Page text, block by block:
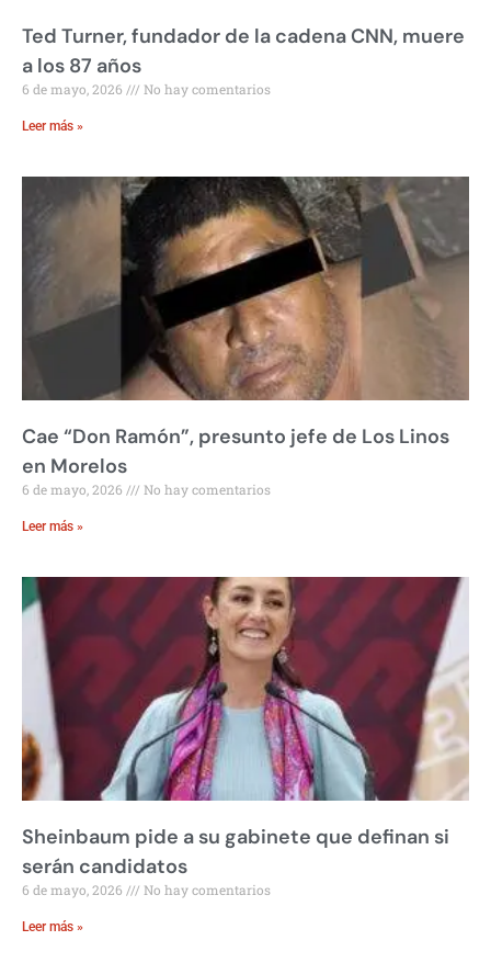
Ted Turner, fundador de la cadena CNN, muere
a los 87 años
6 de mayo, 2026 No hay comentarios
Leer más »
Cae “Don Ramón”, presunto jefe de Los Linos
en Morelos
6 de mayo, 2026 No hay comentarios
Leer más »
Sheinbaum pide a su gabinete que definan si
serán candidatos
6 de mayo, 2026 No hay comentarios
Leer más »